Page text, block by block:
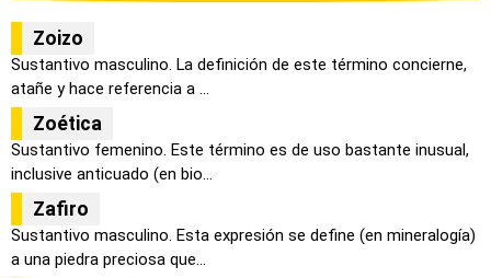
Zoizo
Sustantivo masculino. La definición de este término concierne,
atañe y hace referencia a ...
Zoética
Sustantivo femenino. Este término es de uso bastante inusual,
inclusive anticuado (en bio...
Zafiro
Sustantivo masculino. Esta expresión se define (en mineralogía)
a una piedra preciosa que...